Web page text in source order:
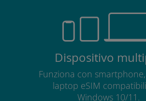
Dispositivo
Funziona con
laptop eSIM
Windows 10/11.